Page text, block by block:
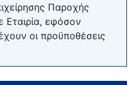
Παροχής
Εταιρία, εφόσον
οι προϋποθέσεις